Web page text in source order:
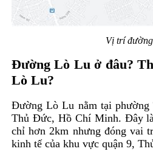
Vị trí
Đường Lò Lu ở đâu?
Lò Lu?
Đường Lò Lu nằm tại phường
Thủ Đức, Hồ Chí Minh. Đây
chỉ hơn 2km nhưng đóng vai
kinh tế của khu vực quận 9,